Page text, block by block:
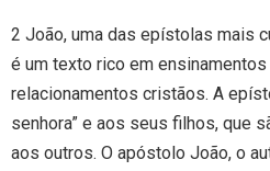
2 João, uma das epístolas mais
é um texto rico em
relacionamentos cristãos. A
senhora” e aos seus filhos, que
aos outros. O apóstolo João, o